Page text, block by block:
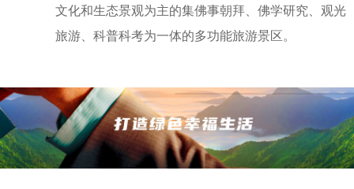
文化和生态景观为主的集佛事朝拜、佛学研究、观光
旅游、科普科考为一体的多功能旅游景区。